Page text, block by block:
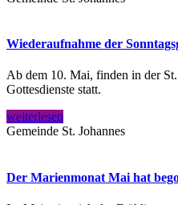
Wiederaufnahme der
Ab dem 10. Mai, finden in der
Gottesdienste statt.
weiterlesen
Gemeinde St. Johannes
Der Marienmonat Mai hat